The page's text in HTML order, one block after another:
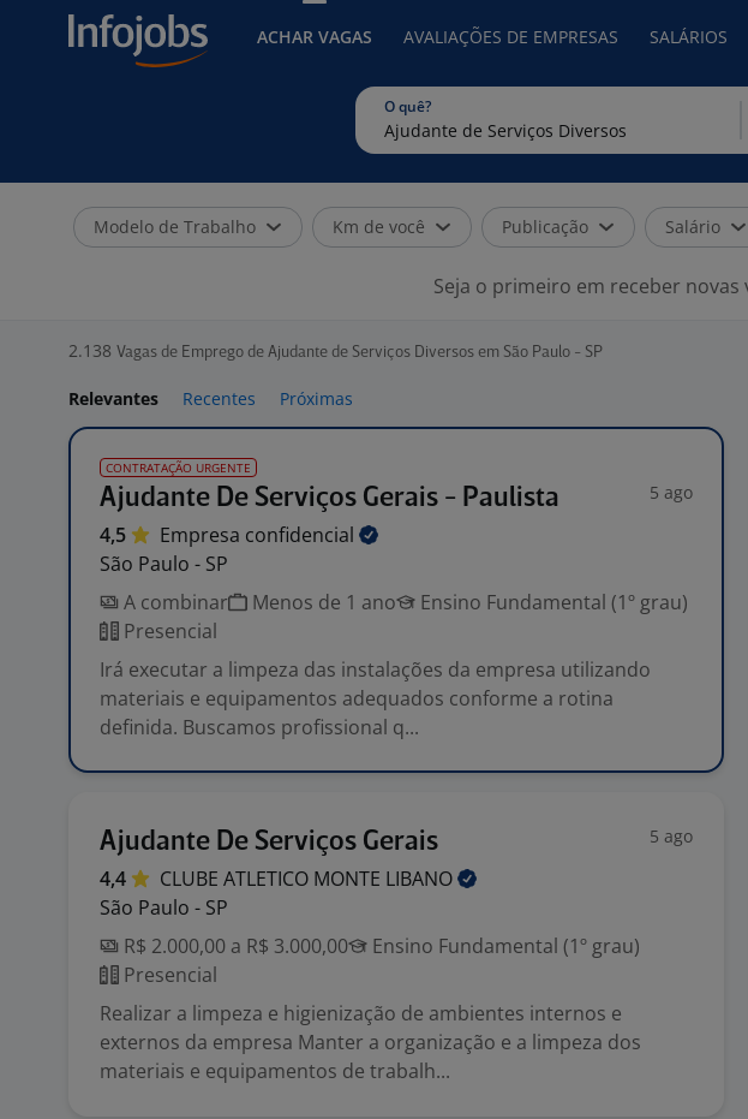
ACHAR VAGAS AVALIAÇÕES DE EMPRESAS SALÁRIOS
O quê?
Modelo de Trabalho Km de você Publicação Salário
Seja o primeiro em receber novas
2.138 Vagas de Emprego de Ajudante de Serviços Diversos em São Paulo - SP
Relevantes Recentes Próximas
CONTRATAÇÃO URGENTE
Ajudante De Serviços Gerais - Paulista 5 ago
4,5 Empresa confidencial
São Paulo - SP
A combinar
Menos de 1 ano
Ensino Fundamental (1º grau)
Presencial
Irá executar a limpeza das instalações da empresa utilizando
materiais e equipamentos adequados conforme a rotina
definida. Buscamos profissional q...
Ajudante De Serviços Gerais 5 ago
4,4 CLUBE ATLETICO MONTE LIBANO
São Paulo - SP
R$ 2.000,00 a R$ 3.000,00
Ensino Fundamental (1º grau)
Presencial
Realizar a limpeza e higienização de ambientes internos e
externos da empresa Manter a organização e a limpeza dos
materiais e equipamentos de trabalh...